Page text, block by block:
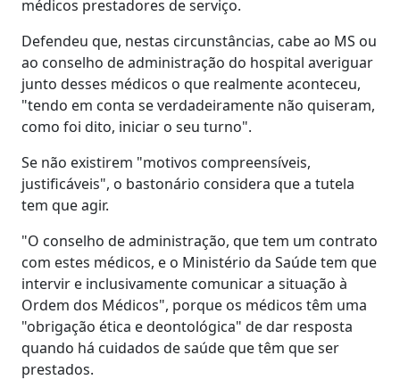
médicos prestadores de serviço.
Defendeu que, nestas circunstâncias, cabe ao MS ou
ao conselho de administração do hospital averiguar
junto desses médicos o que realmente aconteceu,
"tendo em conta se verdadeiramente não quiseram,
como foi dito, iniciar o seu turno".
Se não existirem "motivos compreensíveis,
justificáveis", o bastonário considera que a tutela
tem que agir.
"O conselho de administração, que tem um contrato
com estes médicos, e o Ministério da Saúde tem que
intervir e inclusivamente comunicar a situação à
Ordem dos Médicos", porque os médicos têm uma
"obrigação ética e deontológica" de dar resposta
quando há cuidados de saúde que têm que ser
prestados.